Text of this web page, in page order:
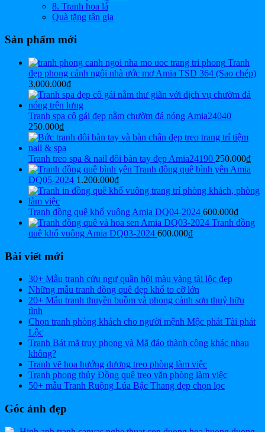
8. Tranh hoa lá
Quà tặng tân gia
Sản phẩm mới
Tranh
đẹp phong cảnh ngôi nhà ước mơ Amia TSD 364 (Sao chép)
3.000.000₫
Tranh spa cô gái đẹp nằm chườm đá nóng Amia24040
250.000₫
Tranh treo spa & nail đôi bàn tay đẹp Amia24190 250.000₫
Tranh đồng quê bình yên Amia
DQ05-2024 1.200.000₫
Tranh đồng quê khổ vuông Amia DQ04-2024 600.000₫
Tranh đồng
quê khổ vuông Amia DQ03-2024 600.000₫
Bài viết mới
30+ Mẫu tranh cửu ngư quần hội màu vàng tài lộc đẹp
Những mẫu tranh đồng quê đẹp khổ to cỡ lớn
20+ Mẫu tranh thuyền buồm và phong cảnh sơn thuỷ hữu
tình
Chọn tranh phòng khách cho người mệnh Mộc phát Tài phát
Lộc
Tranh Bát mã truy phong và Mã đáo thành công khác nhau
không?
Tranh vẽ hoa hướng dương treo phòng làm việc
Tranh phong thủy Đồng quê treo văn phòng làm việc
50+ mẫu Tranh Ruộng Lúa Bậc Thang đẹp chọn lọc
Góc ảnh đẹp